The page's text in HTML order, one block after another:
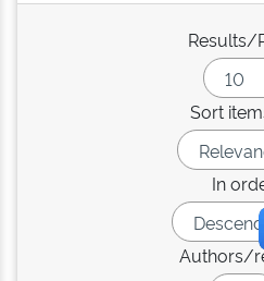
Results/
Sort
In
Authors/